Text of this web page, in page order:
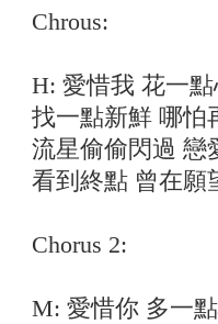
Chrous:
H: 愛惜我 花一
找一點新鮮 哪怕
流星偷偷閃過 戀
看到終點 曾在願
Chorus 2:
M: 愛惜你 多一